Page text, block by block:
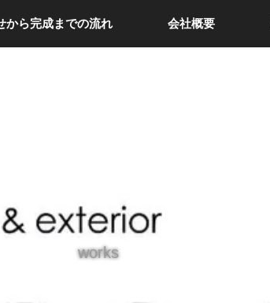
から完成までの流れ 会社概要
works